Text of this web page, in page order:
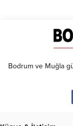
Bodrum ve Muğla